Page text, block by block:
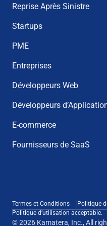
Reprise Après Sinistre
Startups
PME
Entreprises
Développeurs Web
Développeurs
E-commerce
Fournisseurs de SaaS
© 2026 Kamatera, Inc., All
Termes et Conditions Politique
Politique d’utilisation acceptable.